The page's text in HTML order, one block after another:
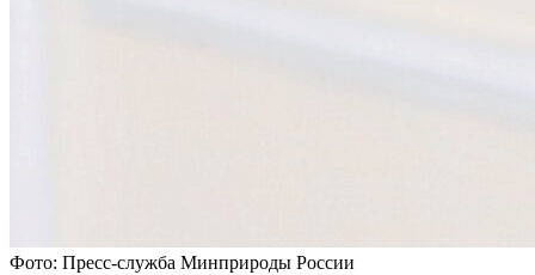
Фото: Пресс-служба Минприроды России